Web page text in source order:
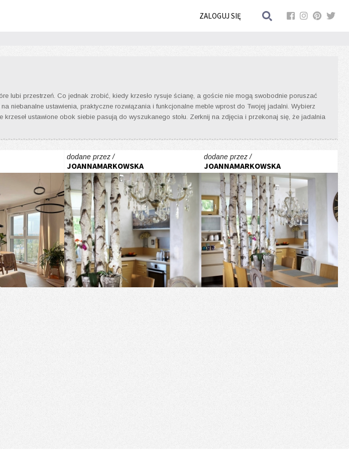
ZALOGUJ SIĘ
lubi przestrzeń. Co jednak zrobić, kiedy krzesło rysuje ścianę, a goście nie mogą swobodnie poruszać
niebanalne ustawienia, praktyczne rozwiązania i funkcjonalne meble wprost do Twojej jadalni. Wybierz
ustawione obok siebie pasują do wyszukanego stołu. Zerknij na zdjęcia i przekonaj się, że jadalnia
dodane przez /
JOANNAMARKOWSKA
dodane przez /
JOANNAMARKOWSKA